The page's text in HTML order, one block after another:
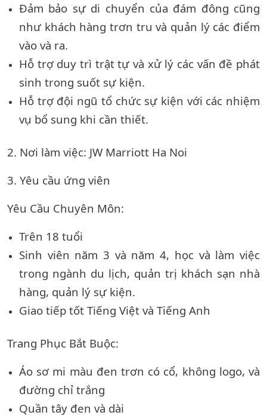
Đảm bảo sự di chuyển của đám đông cũng
như khách hàng trơn tru và quản lý các điểm
vào và ra.
Hỗ trợ duy trì trật tự và xử lý các vấn đề phát
sinh trong suốt sự kiện.
Hỗ trợ đội ngũ tổ chức sự kiện với các nhiệm
vụ bổ sung khi cần thiết.
2. Nơi làm việc: JW Marriott Ha Noi
3. Yêu cầu ứng viên
Yêu Cầu Chuyên Môn:
Trên 18 tuổi
Sinh viên năm 3 và năm 4, học và làm việc
trong ngành du lịch, quản trị khách sạn nhà
hàng, quản lý sự kiện.
Giao tiếp tốt Tiếng Việt và Tiếng Anh
Trang Phục Bắt Buộc:
Áo sơ mi màu đen trơn có cổ, không logo, và
đường chỉ trắng
Quần tây đen và dài